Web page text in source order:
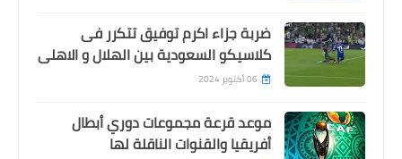
ضربة جزاء اكرم توفيق تتكرر فى
كلاسيكو السعودية بين الهلال و الاهلى
06 أكتوبر 2024
موعد قرعة مجموعات دوري أبطال
أفريقيا والقنوات الناقلة لها